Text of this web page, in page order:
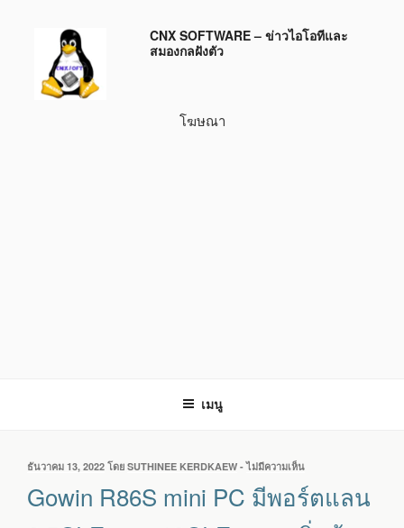
บทความ
CNX SOFTWARE – ข่าวไอโอทีและ
สมองกลฝังตัว
โฆษณา
เมนู
เขียน
ที่
ธันวาคม 13, 2022 โดย SUTHINEE KERDKAEW -ไม่มีความเห็น
GOWIN
R86S
MINI
Gowin R86S mini PC มีพอร์ตแลน